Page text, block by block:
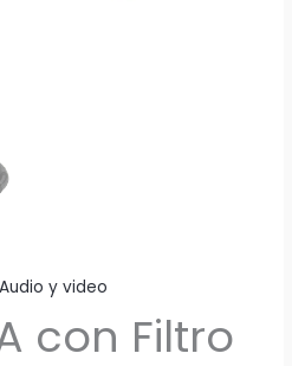
y video
con Filtro